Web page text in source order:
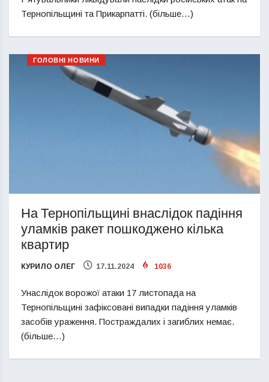
Тернопільщині та Прикарпатті. (більше…)
ГОЛОВНІ НОВИНИ
На Тернопільщині внаслідок падіння
уламків ракет пошкоджено кілька
квартир
КУРИЛО ОЛЕГ 17.11.2024 1036
Унаслідок ворожої атаки 17 листопада на
Тернопільщині зафіксовані випадки падіння уламків
засобів ураження. Постраждалих і загиблих немає.
(більше…)